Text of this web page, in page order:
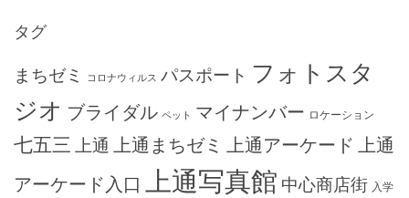
タグ
まちゼミ コロナウィルス パスポート フォトスタ
ジオ ブライダル ペット マイナンバー ロケーション
七五三 上通 上通まちゼミ 上通アーケード 上通
アーケード入口
上通写真館 中心商店街 入学